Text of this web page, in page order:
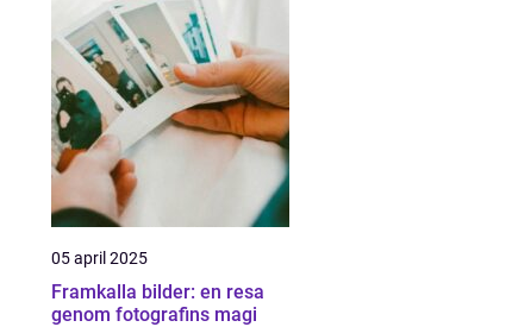
05 april 2025
Framkalla bilder: en resa
genom fotografins magi